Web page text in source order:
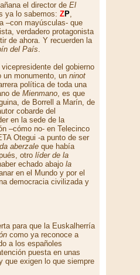
el director de El
ya lo sabemos: ZP,
–con mayúsculas- que
verdadero protagonista
de ahora. Y recuerden la
del País.
del gobierno
un monumento, un ninot
política de toda una
de Mienmano, es que
de Borrell a Marín, de
cobarde del
en la sede de la
–cómo no- en Telecinco
Otegui -a punto de ser
aberzale que había
otro líder de la
echado abajo la
en el Mundo y por el
democracia civilizada y
para que la Euskalherría
como ya reconoce a
a los españoles
puesta en unas
que exigen lo que siempre